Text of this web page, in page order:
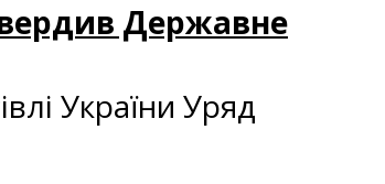
Державне
України Уряд